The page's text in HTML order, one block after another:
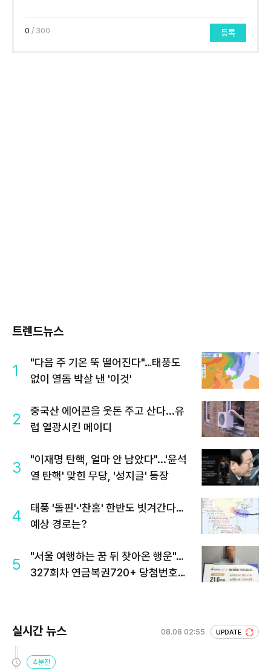
0 / 300 등록
트렌드뉴스
1
"다음 주 기온 뚝 떨어진다"…태풍도
없이 열돔 박살 낸 '이것'
2
중국산 에어콘을 웃돈 주고 산다...유
럽 열광시킨 메이디
3
"이재명 탄핵, 얼마 안 남았다"...'윤석
열 탄핵' 맞힌 무당, '성지글' 등장
4
태풍 '돌핀'·'찬홈' 한반도 빗겨간다…
예상 경로는?
5
"서울 여행하는 꿈 뒤 찾아온 행운"…
327회차 연금복권720+ 당첨번호조
실시간 뉴스 08.08 02:55 UPDATE
4분전